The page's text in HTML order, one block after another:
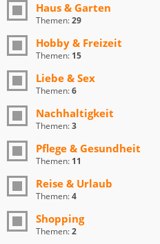
Haus & Garten
Themen:29
Hobby & Freizeit
Themen: 15
Liebe & Sex
Themen:6
Nachhaltigkeit
Themen:3
Pflege & Gesundheit
Themen: 11
Reise & Urlaub
Themen:4
Shopping
Themen:2